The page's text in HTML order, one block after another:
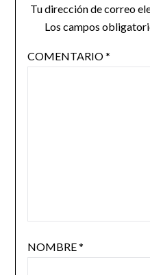
Tu dirección de correo
Los campos
COMENTARIO*
NOMBRE*